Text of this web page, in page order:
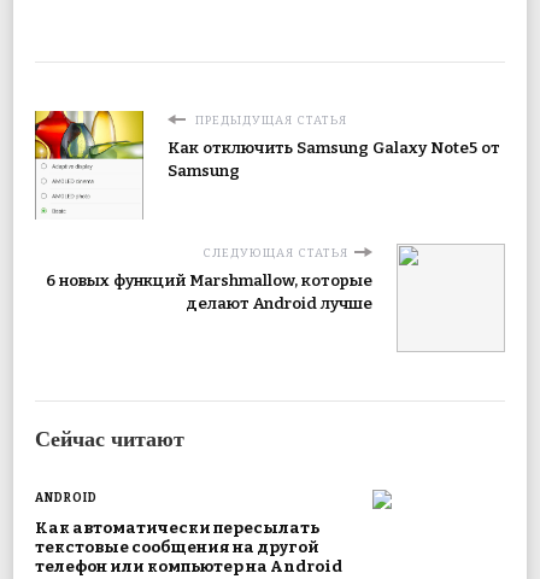
ПРЕДЫДУЩАЯ СТАТЬЯ
Как отключить Samsung Galaxy Note5 от
Samsung
СЛЕДУЮЩАЯ СТАТЬЯ
6 новых функций Marshmallow, которые
делают Android лучше
Сейчас читают
ANDROID
Как автоматически пересылать
текстовые сообщения на другой
телефон или компьютер на Android